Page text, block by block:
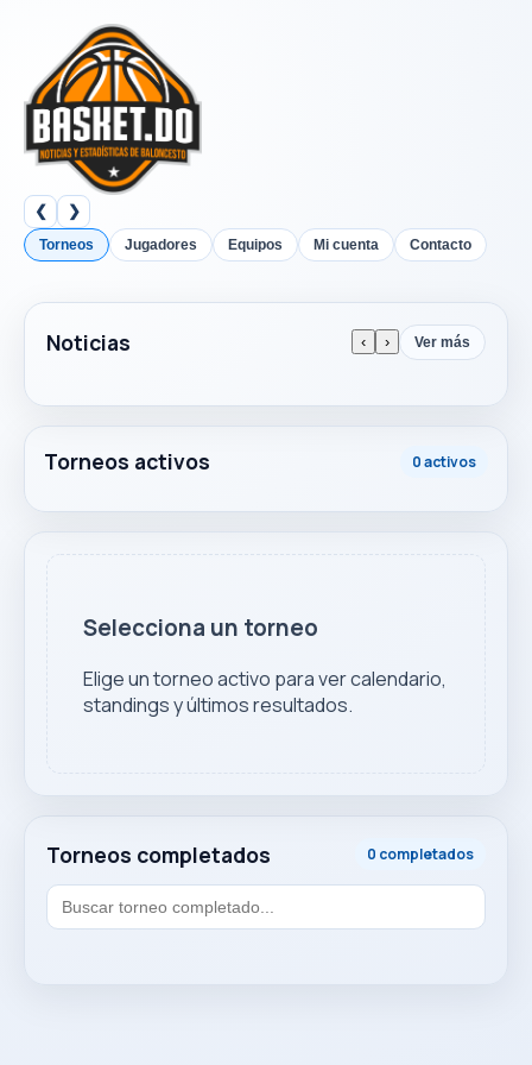
❮ ❯
Torneos Jugadores Equipos Mi cuenta Contacto
Noticias ‹ › Ver más
Torneos activos 0 activos
Torneos completados 0 completados
Selecciona un torneo
Elige un torneo activo para ver calendario,
standings y últimos resultados.